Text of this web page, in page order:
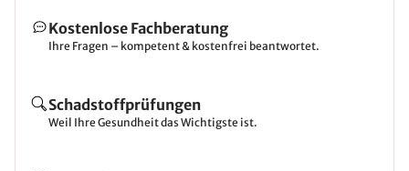
Kostenlose Fachberatung
Ihre Fragen – kompetent & kostenfrei beantwortet.
Schadstoffprüfungen
Weil Ihre Gesundheit das Wichtigste ist.